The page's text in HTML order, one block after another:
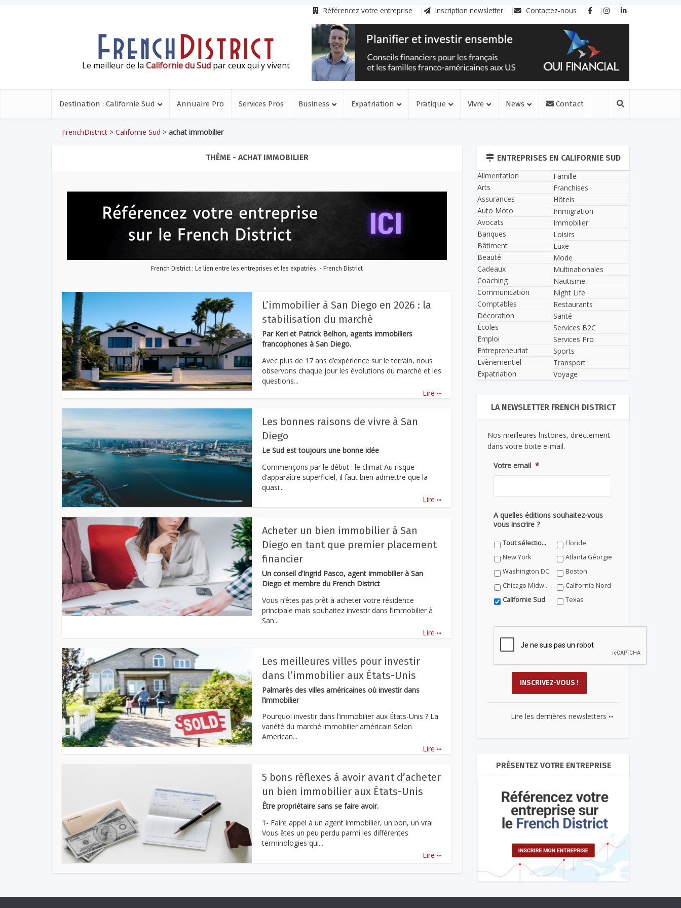
Référencez votre entreprise Inscription newsletter Contactez-nous
Le meilleur de la Californie du Sud par ceux qui y vivent
Destination : Californie Sud Annuaire Pro Services Pros Business Expatriation Pratique Vivre News Contact
FrenchDistrict > Californie Sud > achat immobilier
THÈME - ACHAT IMMOBILIER
French District : Le lien entre les entreprises et les expatriés. - French District
L’immobilier à San Diego en 2026 : la
stabilisation du marché
Par Keri et Patrick Belhon, agents immobiliers
francophones à San Diego.
Avec plus de 17 ans d’expérience sur le terrain, nous
observons chaque jour les évolutions du marché et les
questions...
Lire ...
Les bonnes raisons de vivre à San
Diego
Le Sud est toujours une bonne idée
Commençons par le début : le climat Au risque
d’apparaître superficiel, il faut bien admettre que la
quasi...
Lire ...
Acheter un bien immobilier à San
Diego en tant que premier placement
financier
Un conseil d’Ingrid Pasco, agent immobilier à San
Diego et membre du French District
Vous n’êtes pas prêt à acheter votre résidence
principale mais souhaitez investir dans l’immobilier à
San...
Lire ...
Les meilleures villes pour investir
dans l’immobilier aux États-Unis
Palmarès des villes américaines où investir dans
l’immobilier
Pourquoi investir dans l’immobilier aux États-Unis ? La
variété du marché immobilier américain Selon
American...
Lire ...
5 bons réflexes à avoir avant d’acheter
un bien immobilier aux États-Unis
Être propriétaire sans se faire avoir.
1- Faire appel à un agent immobilier, un bon, un vrai
Vous êtes un peu perdu parmi les différentes
terminologies qui...
Lire ...
ENTREPRISES EN CALIFORNIE SUD
Alimentation
Arts
Assurances
Auto Moto
Avocats
Banques
Bâtiment
Beauté
Cadeaux
Coaching
Communication
Comptables
Décoration
Écoles
Emploi
Entrepreneuriat
Evènementiel
Expatriation
Famille
Franchises
Hôtels
Immigration
Immobilier
Loisirs
Luxe
Mode
Multinationales
Nautisme
Night Life
Restaurants
Santé
Services B2C
Services Pro
Sports
Transport
Voyage
LA NEWSLETTER FRENCH DISTRICT
Nos meilleures histoires, directement
dans votre boite e-mail.
Votre email *
A quelles éditions souhaitez-vous
vous inscrire ?
Tout sélectionner
Floride
New York
Atlanta Géorgie
Washington DC
Boston
Chicago Midwest
Californie Nord
Californie Sud
Texas
Lire les dernières newsletters ...
PRÉSENTEZ VOTRE ENTREPRISE